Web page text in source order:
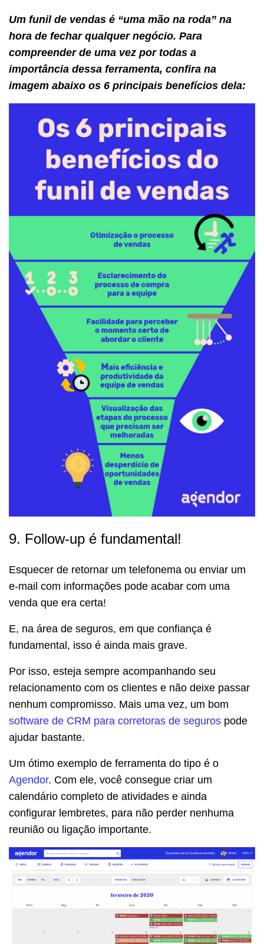
Um funil de vendas é “uma mão na roda” na
hora de fechar qualquer negócio. Para
compreender de uma vez por todas a
importância dessa ferramenta, confira na
imagem abaixo os 6 principais benefícios dela:
9. Follow-up é fundamental!
Esquecer de retornar um telefonema ou enviar um
e-mail com informações pode acabar com uma
venda que era certa!
E, na área de seguros, em que confiança é
fundamental, isso é ainda mais grave.
Por isso, esteja sempre acompanhando seu
relacionamento com os clientes e não deixe passar
nenhum compromisso. Mais uma vez, um bom
software de CRM para corretoras de seguros pode
ajudar bastante.
Um ótimo exemplo de ferramenta do tipo é o
Agendor. Com ele, você consegue criar um
calendário completo de atividades e ainda
configurar lembretes, para não perder nenhuma
reunião ou ligação importante.